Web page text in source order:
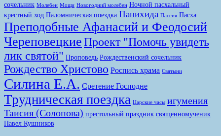
сочельник Молебен Мощи Новогодний молебен Ночной пасхальный
крестный ход Паломническая поездка Панихида Пассия Пасха
Преподобные Афанасий и Феодосий
ЧереповецкиеПроект "Помочь увидеть
лик святой" Проповедь Рождественский сочельник
Рождество Христово Роспись храма Святыни
Силина Е.А. Сретение Господне
Трудническая поездка Царские часы игумения
Таисия (Солопова) престольный праздник священномученик
Павел Кушников